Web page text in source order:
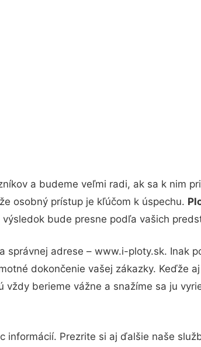
a budeme veľmi radi, ak sa k nim
osobný prístup je kľúčom k úspechu.
bude presne podľa vašich
adrese – www.i-ploty.sk. Inak
dokončenie vašej zákazky. Keďže
berieme vážne a snažíme sa ju
informácií. Prezrite si aj ďalšie naše